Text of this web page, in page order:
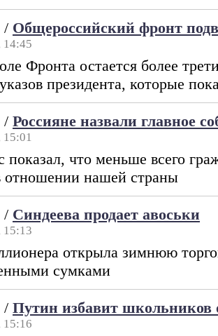
/ Общероссийский фронт
14:45
Фронта остается более
президента, которые
/ Россияне назвали главное
15:01
показал, что меньше всего
отношении нашей страны
/ Синдеева продает авоськи
15:13
открыла зимнюю
сумками
/ Путин избавит школьников
15:16